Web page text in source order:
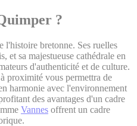
?
l'histoire bretonne. Ses ruelles
et sa majestueuse cathédrale en
d'authenticité et de culture.
proximité vous permettra de
harmonie avec l'environnement
des avantages d'un cadre
Vannes offrent un cadre